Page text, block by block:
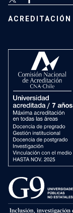
ACREDITACIÓN